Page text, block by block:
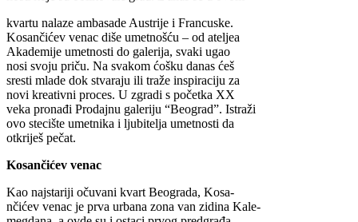
kvartu nalaze ambasade Austrije i Francuske.
Kosančićev venac diše umetnošću – od ateljea
Akademije umetnosti do galerija, svaki ugao
nosi svoju priču. Na svakom ćošku danas ćeš
sresti mlade dok stvaraju ili traže inspiraciju za
novi kreativni proces. U zgradi s početka XX
veka pronađi Prodajnu galeriju “Beograd”. Istraži
ovo stecište umetnika i ljubitelja umetnosti da
otkriješ pečat.
Kosančićev venac
Kao najstariji očuvani kvart Beograda, Kosa-
nčićev venac je prva urbana zona van zidina Kale-